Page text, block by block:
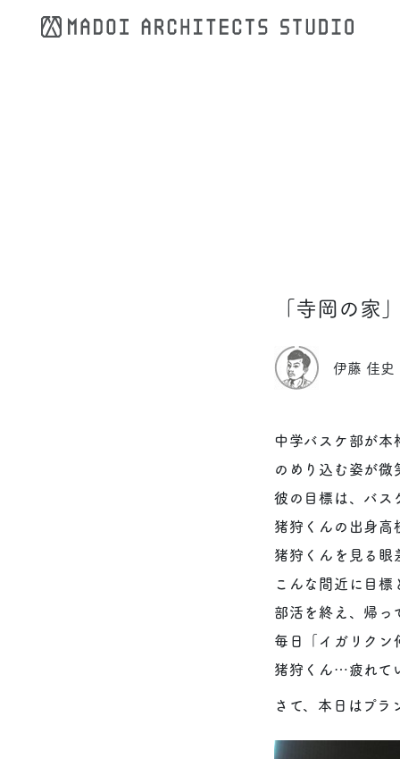
「寺岡の家
伊藤 佳史
中学バスケ部が本
のめり込む姿が微
彼の目標は、バス
猪狩くんの出身高
猪狩くんを見る眼
こんな間近に目
部活を終え、帰っ
毎日「イガリクン
猪狩くん…疲れて
さて、本日はプラ